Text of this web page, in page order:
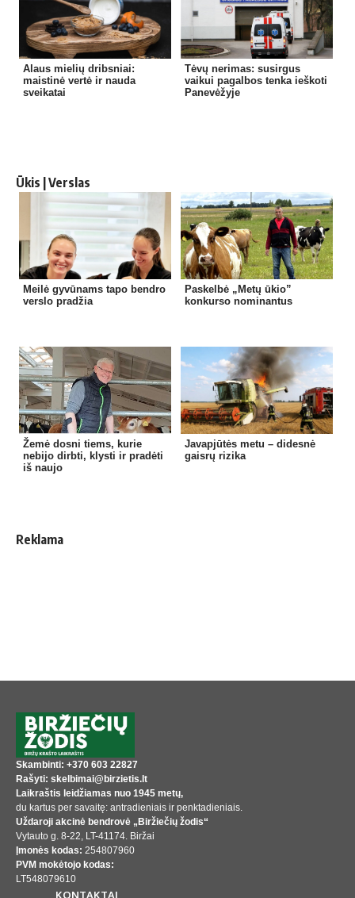
Alaus mielių dribsniai:
maistinė vertė ir nauda
sveikatai
Tėvų nerimas: susirgus
vaikui pagalbos tenka ieškoti
Panevėžyje
Ūkis | Verslas
Meilė gyvūnams tapo bendro
verslo pradžia
Paskelbė „Metų ūkio”
konkurso nominantus
Žemė dosni tiems, kurie
nebijo dirbti, klysti ir pradėti
iš naujo
Javapjūtės metu – didesnė
gaisrų rizika
Reklama
Skambinti: +370 603 22827
Rašyti: skelbimai@birzietis.lt
Laikraštis leidžiamas nuo 1945 metų,
du kartus per savaitę: antradieniais ir penktadieniais.
Uždaroji akcinė bendrovė „Biržiečių žodis“
Vytauto g. 8-22, LT-41174. Biržai
Įmonės kodas: 254807960
PVM mokėtojo kodas:
LT548079610
KONTAKTAI